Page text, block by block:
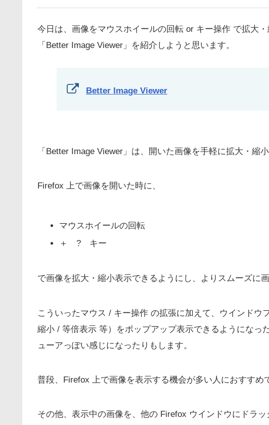
今日は、画像をマウスホイールの回転 or キー操作 で拡大
「Better Image Viewer」を紹介しようと思います。
Better Image Viewer
「Better Image Viewer」は、開いた画像を手軽に拡大・縮
Firefox 上で画像を開いた時に、
マウスホイールの回転
＋ ? キー
で画像を拡大・縮小表示できるようにし、よりスムーズに
こういったマウス / キー操作 の拡張に加えて、ウインドウ
縮小 / 等倍表示 等）をポップアップ表示できるようになっ
ューアっぽい感じになったりもします。
普段、Firefox 上で画像を表示する機会が多い人におすすめ
その他、表示中の画像を、他の Firefox ウインドウにドラ